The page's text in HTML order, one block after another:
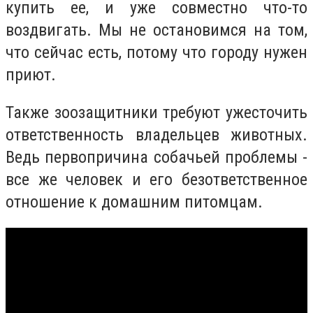
купить ее, и уже совместно что-то
воздвигать. Мы не остановимся на том,
что сейчас есть, потому что городу нужен
приют.
Также зоозащитники требуют ужесточить
ответственность владельцев животных.
Ведь первопричина собачьей проблемы -
все же человек и его безответственное
отношение к домашним питомцам.